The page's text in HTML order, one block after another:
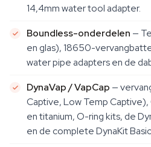
14,4mm water tool adapter.
Boundless-onderdelen —
en glas), 18650-
water pipe adapters en de
DynaVap / VapCap —
Captive, Low Temp
en titanium, O-ring kits, de
en de complete DynaKit